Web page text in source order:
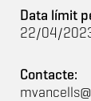
Data límit
22/04/
Contacte: